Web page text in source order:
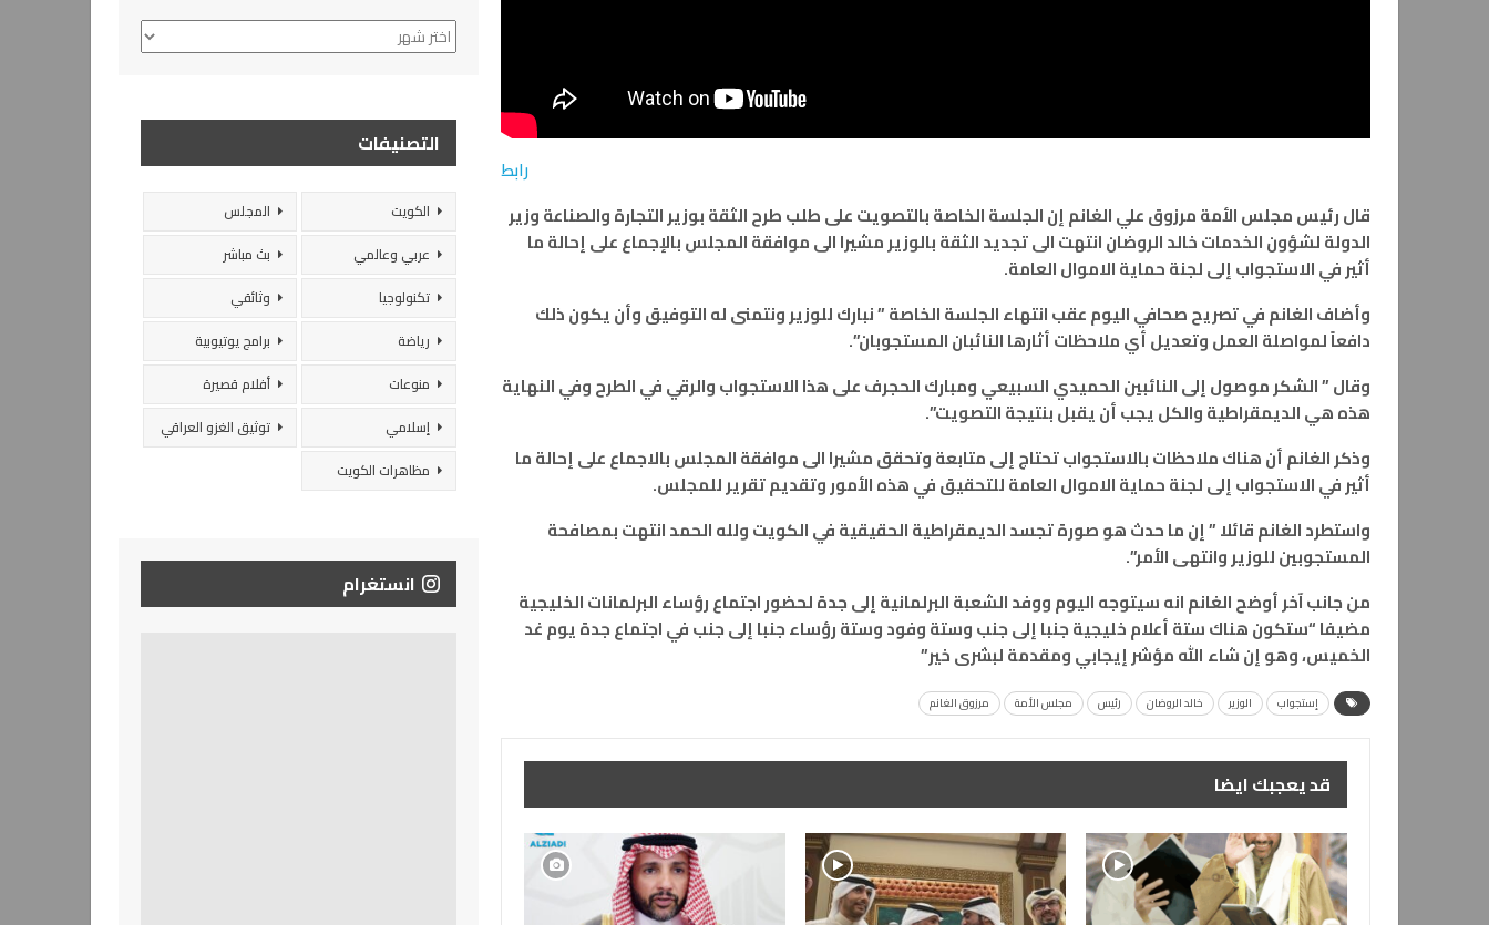
رابط
قال رئيس مجلس الأمة مرزوق علي الغانم إن الجلسة الخاصة بالتصويت على طلب طرح الثقة بوزير التجارة والصناعة وزير
الدولة لشؤون الخدمات خالد الروضان انتهت الى تجديد الثقة بالوزير مشيرا الى موافقة المجلس بالإجماع على إحالة ما
أثير في الاستجواب إلى لجنة حماية الاموال العامة.
وأضاف الغانم في تصريح صحافي اليوم عقب انتهاء الجلسة الخاصة ” نبارك للوزير ونتمنى له التوفيق وأن يكون ذلك
دافعاً لمواصلة العمل وتعديل أي ملاحظات أثارها النائبان المستجوبان”.
وقال ” الشكر موصول إلى النائبين الحميدي السبيعي ومبارك الحجرف على هذا الاستجواب والرقي في الطرح وفي النهاية
هذه هي الديمقراطية والكل يجب أن يقبل بنتيجة التصويت”.
وذكر الغانم أن هناك ملاحظات بالاستجواب تحتاج إلى متابعة وتحقق مشيرا الى موافقة المجلس بالاجماع على إحالة ما
أثير في الاستجواب إلى لجنة حماية الاموال العامة للتحقيق في هذه الأمور وتقديم تقرير للمجلس.
واستطرد الغانم قائلا ” إن ما حدث هو صورة تجسد الديمقراطية الحقيقية في الكويت ولله الحمد انتهت بمصافحة
المستجوبين للوزير وانتهى الأمر”.
من جانب آخر أوضح الغانم انه سيتوجه اليوم ووفد الشعبة البرلمانية إلى جدة لحضور اجتماع رؤساء البرلمانات الخليجية
مضيفا “ستكون هناك ستة أعلام خليجية جنبا إلى جنب وستة وفود وستة رؤساء جنبا إلى جنب في اجتماع جدة يوم غد
الخميس، وهو إن شاء الله مؤشر إيجابي ومقدمة لبشرى خير”
إستجواب الوزير خالد الروضان رئيس مجلس الأمة مرزوق الغانم
قد يعجبك ايضا
الأرشيف
التصنيفات
الكويت
المجلس
عربي وعالمي
بث مباشر
تكنولوجيا
وثائقي
رياضة
برامج يوتيوبية
منوعات
أفلام قصيرة
إسلامي
توثيق الغزو العراقي
مظاهرات الكويت
انستغرام